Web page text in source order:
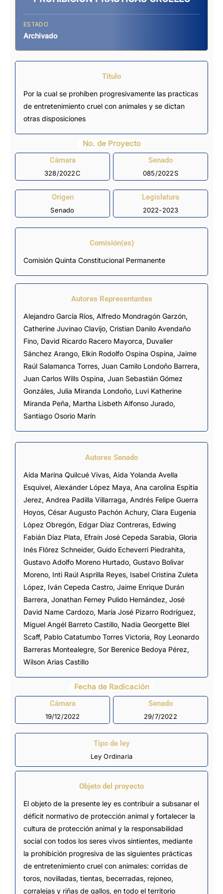
ESTADO
Archivado
Título
Por la cual se prohíben progresivamente las practicas
de entretenimiento cruel con animales y se dictan
otras disposiciones
No. de Proyecto
Cámara
328/2022C
Senado
085/2022S
Origen
Senado
Legislatura
2022-2023
Comisión(es)
Comisión Quinta Constitucional Permanente
Autores Representantes
Alejandro García Ríos, Alfredo Mondragón Garzón,
Catherine Juvinao Clavijo, Cristian Danilo Avendaño
Fino, David Ricardo Racero Mayorca, Duvalier
Sánchez Arango, Elkin Rodolfo Ospina Ospina, Jaime
Raúl Salamanca Torres, Juan Camilo Londoño Barrera,
Juan Carlos Wills Ospina, Juan Sebastián Gómez
Gonzáles, Julia Miranda Londoño, Luvi Katherine
Miranda Peña, Martha Lisbeth Alfonso Jurado,
Santiago Osorio Marín
Autores Senado
Aída Marina Quilcué Vivas, Aida Yolanda Avella
Esquivel, Alexánder López Maya, Ana carolina Espitia
Jerez, Andrea Padilla Villarraga, Andrés Felipe Guerra
Hoyos, César Augusto Pachón Achury, Clara Eugenia
López Obregón, Edgar Díaz Contreras, Edwing
Fabián Díaz Plata, Efraín José Cepeda Sarabia, Gloria
Inés Flórez Schneider, Guido Echeverri Piedrahita,
Gustavo Adolfo Moreno Hurtado, Gustavo Bolivar
Moreno, Inti Raúl Asprilla Reyes, Isabel Cristina Zuleta
López, Iván Cepeda Castro, Jaime Enrique Durán
Barrera, Jonathan Ferney Pulido Hernández, José
David Name Cardozo, María José Pizarro Rodríguez,
Miguel Angél Barreto Castillo, Nadia Georgette Blel
Scaff, Pablo Catatumbo Torres Victoria, Roy Leonardo
Barreras Montealegre, Sor Berenice Bedoya Pérez,
Wilson Arias Castillo
Fecha de Radicación
Cámara
19/12/2022
Senado
29/7/2022
Tipo de ley
Ley Ordinaria
Objeto del proyecto
El objeto de la presente ley es contribuir a subsanar el
déficit normativo de protección animal y fortalecer la
cultura de protección animal y la responsabilidad
social con todos los seres vivos sintientes, mediante
la prohibición progresiva de las siguientes prácticas
de entretenimiento cruel con animales: corridas de
toros, novilladas, tientas, becerradas, rejoneo,
corralejas y riñas de gallos, en todo el territorio